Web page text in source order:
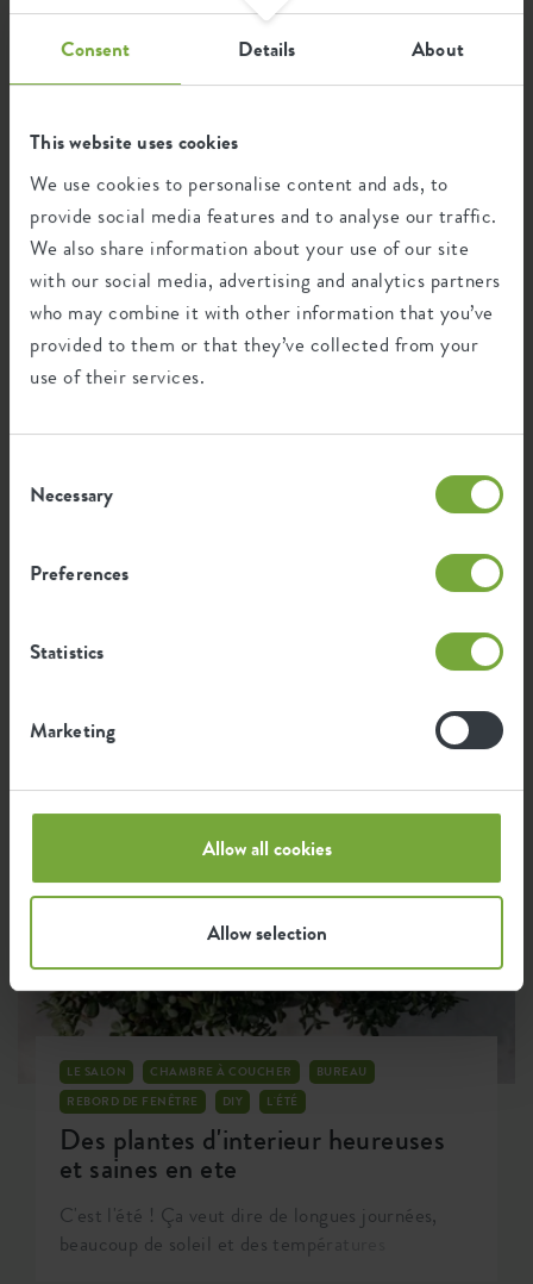
Consent Details About
This website uses cookies
We use cookies to personalise content and ads, to
provide social media features and to analyse our traffic.
We also share information about your use of our site
with our social media, advertising and analytics partners
who may combine it with other information that you’ve
provided to them or that they’ve collected from your
use of their services.
Selection
Necessary
Preferences
Statistics
Marketing
Allow all cookies
Allow selection
vacances dans votre jardin
cet été ? Grâce à ces conseils, vous pouvez
transformer votre coin de paradis en un lieu de
LE SALON CHAMBRE À COUCHER
BUREAU
REBORD DE FENÊTRE
DIY L'ÉTÉ
Des plantes d'interieur heureuses
et saines en ete
C'est l'été ! Ça veut dire de longues journées,
beaucoup de soleil et des températures